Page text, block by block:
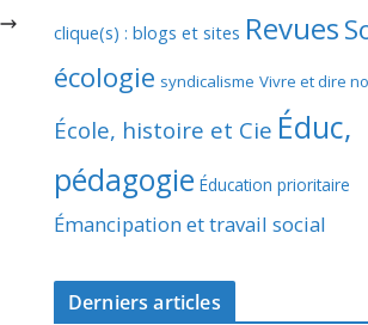
clique(s) : blogs et sites Revues
écologie syndicalisme Vivre et dire
École, histoire et Cie Éduc,
pédagogie Éducation prioritaire
Émancipation et travail social
Derniers articles